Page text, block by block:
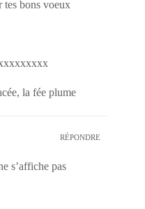
tes bons voeux
la fée plume
RÉPONDRE
s’affiche pas